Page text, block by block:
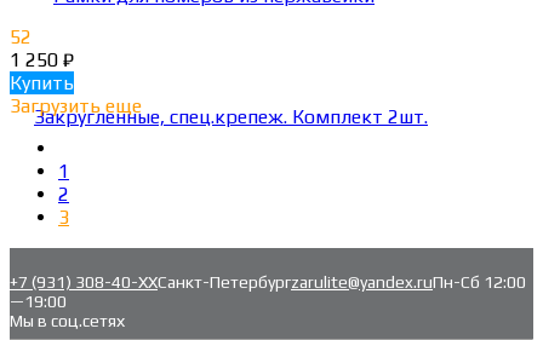
52
1 250 ₽
Купить
Загрузить еще
1
2
3
+7 (931) 308-40-ХХСанкт-Петербургzarulite@yandex.ruПн-Сб 12:00
—19:00
Мы в соц.сетях